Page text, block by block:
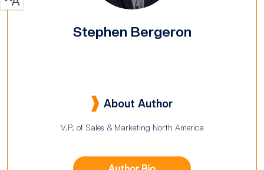
Stephen Bergeron
About Author
V.P. of Sales & Marketing North America